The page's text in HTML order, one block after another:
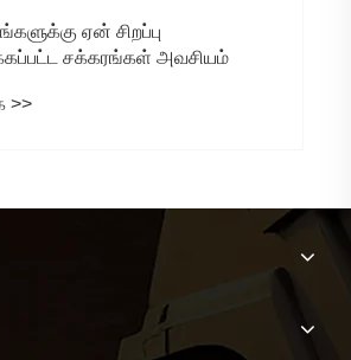
ஏன் சிறப்பு
சக்கரங்கள் அவசியம்
>>